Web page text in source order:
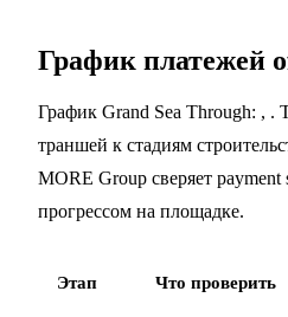
График платежей
График Grand Sea Through: , .
траншей к стадиям
MORE Group сверяет
прогрессом на площадке.
Этап Что проверить